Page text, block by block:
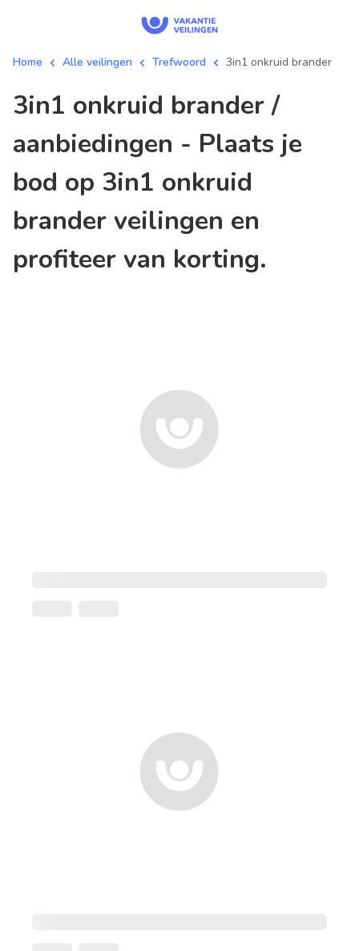
Home Alle veilingen Trefwoord 3in1 onkruid brander
3in1 onkruid brander /
aanbiedingen - Plaats je
bod op 3in1 onkruid
brander veilingen en
profiteer van korting.